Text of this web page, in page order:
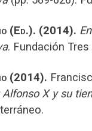
(Ed.). (2014).
. Fundación
(2014).
X y su